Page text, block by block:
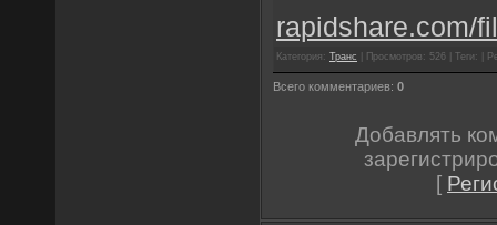
rapidshare.com/
Категория: Транс | Просмотров: 526 | Теги: |
Всего комментариев: 0
Добавлять
[